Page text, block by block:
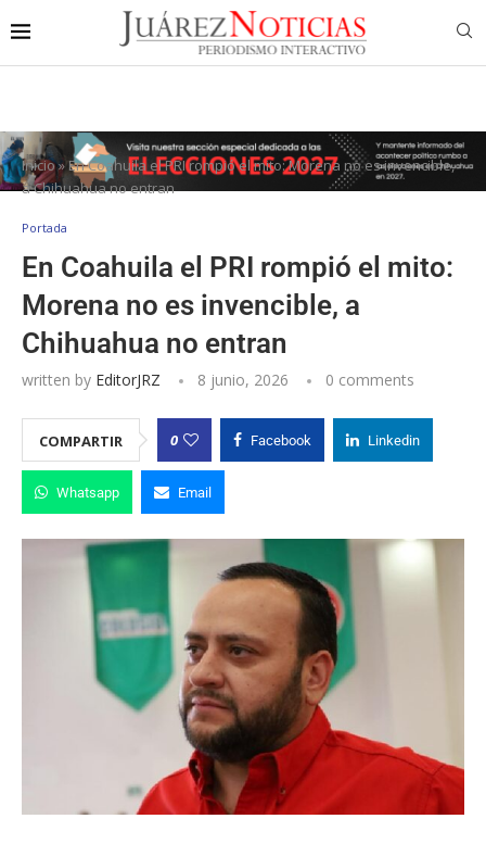
Inicio»En Coahuila el PRI rompió el mito: Morena no es invencible,
a Chihuahua no entran
Portada
En Coahuila el PRI rompió el mito:
Morena no es invencible, a
Chihuahua no entran
written by EditorJRZ 8 junio, 2026 0 comments
COMPARTIR 0 Facebook Linkedin
Whatsapp Email